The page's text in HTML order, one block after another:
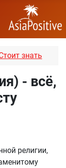
знать
- всё,
религии,